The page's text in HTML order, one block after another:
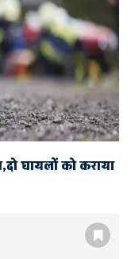
घायलों को कराया